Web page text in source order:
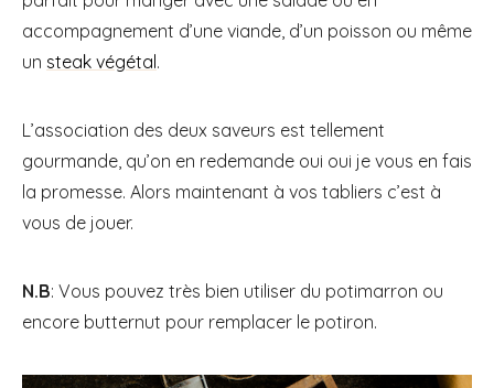
accompagnement d’une viande, d’un poisson ou même
un steak végétal.
L’association des deux saveurs est tellement
gourmande, qu’on en redemande oui oui je vous en fais
la promesse. Alors maintenant à vos tabliers c’est à
vous de jouer.
N.B: Vous pouvez très bien utiliser du potimarron ou
encore butternut pour remplacer le potiron.